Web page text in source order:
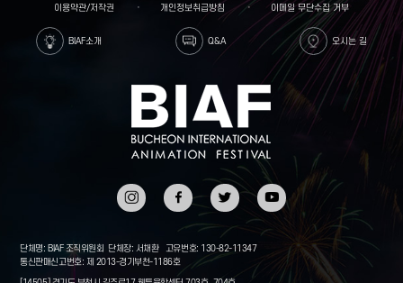
이용약관/저작권 개인정보취급방침 이메일 무단수집 거부
BIAF소개 Q&A 오시는 길
인스타
그램
페이스
북
트위터 유튜브
단체명: BIAF 조직위원회 단체장: 서채환
고유번호: 130-82-11347
통신판매신고번호: 제 2013-경기부천-1186호